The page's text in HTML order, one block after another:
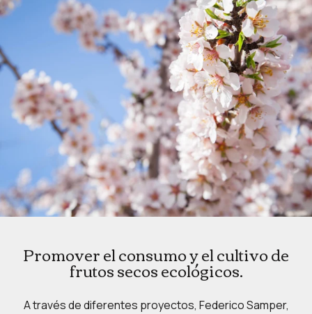
Promover el consumo y el cultivo de
frutos secos ecológicos.
A través de diferentes proyectos, Federico Samper,